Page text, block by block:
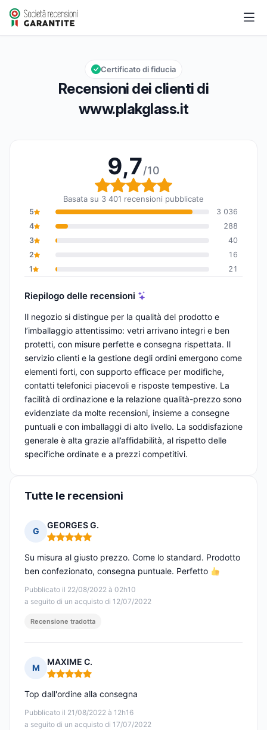
www.plakglass.it
Valutazione globale: 9,7 su 10
9,7/10
Recensioni dei clienti di
www.plakglass.it
Certificato di fiducia
9,7/10
Valutazione globale:
Basata su 3 401 recensioni pubblicate
5
3 036
4
288
3
40
2
16
1
21
Riepilogo delle recensioni
Il negozio si distingue per la qualità del prodotto e
l’imballaggio attentissimo: vetri arrivano integri e ben
protetti, con misure perfette e consegna rispettata. Il
servizio clienti e la gestione degli ordini emergono come
elementi forti, con supporto efficace per modifiche,
contatti telefonici piacevoli e risposte tempestive. La
facilità di ordinazione e la relazione qualità-prezzo sono
evidenziate da molte recensioni, insieme a consegne
puntuali e con imballaggi di alto livello. La soddisfazione
generale è alta grazie all’affidabilità, al rispetto delle
specifiche ordinate e a prezzi competitivi.
Tutte le recensioni
G
GEORGES G.
Nota: 5 su 5
Pubblicato il 22/08/2022 à 02h10
a seguito di un acquisto di 12/07/2022
Su misura al giusto prezzo. Come lo standard. Prodotto
ben confezionato, consegna puntuale. Perfetto
Recensione tradotta
M
MAXIME C.
Nota: 5 su 5
Pubblicato il 21/08/2022 à 12h16
a seguito di un acquisto di 17/07/2022
Top dall'ordine alla consegna